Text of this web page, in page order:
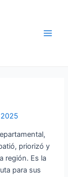
priorizó y
región. Es la
para sus